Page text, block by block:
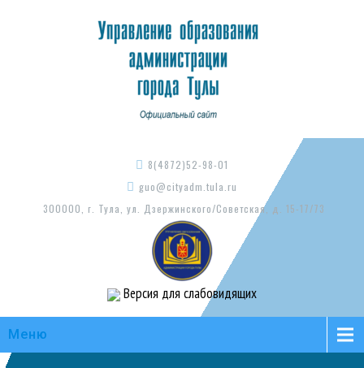
8(4872)52-98-01
guo@cityadm.tula.ru
300000, г. Тула, ул. Дзержинского/Советская, д. 15-17/73
Версия для слабовидящих
Меню